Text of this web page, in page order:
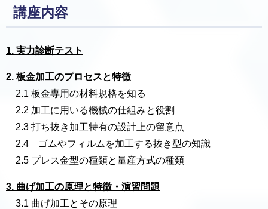
講座内容
1. 実力診断テスト
2. 板金加工のプロセスと特徴
2.1 板金専用の材料規格を知る
2.2 加工に用いる機械の仕組みと役割
2.3 打ち抜き加工特有の設計上の留意点
2.4 ゴムやフィルムを加工する抜き型の知識
2.5 プレス金型の種類と量産方式の種類
3. 曲げ加工の原理と特徴・演習問題
3.1 曲げ加工とその原理